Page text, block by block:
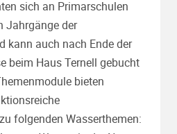
sich an Primarschulen
Jahrgänge der
kann auch nach Ende der
beim Haus Ternell gebucht
bieten
folgenden Wasserthemen: